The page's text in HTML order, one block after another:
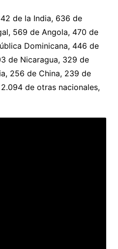
de la India, 636 de
569 de Angola, 470 de
Dominicana, 446 de
de Nicaragua, 329 de
256 de China, 239 de
de otras nacionales,